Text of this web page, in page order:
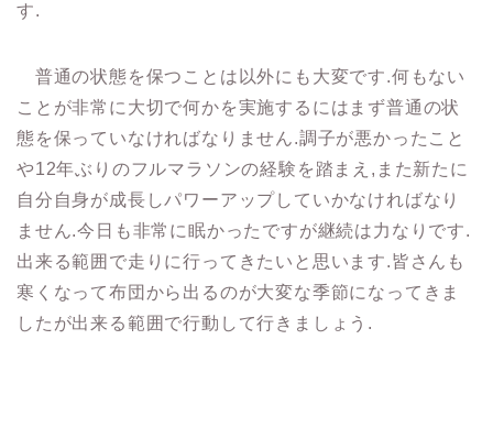
す.
普通の状態を保つことは以外にも大変です.何もない
ことが非常に大切で何かを実施するにはまず普通の状
態を保っていなければなりません.調子が悪かったこと
や12年ぶりのフルマラソンの経験を踏まえ,また新たに
自分自身が成長しパワーアップしていかなければなり
ません.今日も非常に眠かったですが継続は力なりです.
出来る範囲で走りに行ってきたいと思います.皆さんも
寒くなって布団から出るのが大変な季節になってきま
したが出来る範囲で行動して行きましょう.